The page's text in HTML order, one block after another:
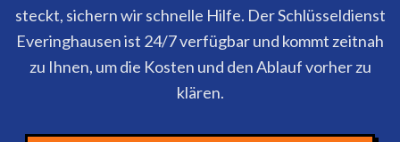
steckt, sichern wir schnelle Hilfe. Der Schlüsseldienst
Everinghausen ist 24/7 verfügbar und kommt zeitnah
zu Ihnen, um die Kosten und den Ablauf vorher zu
klären.